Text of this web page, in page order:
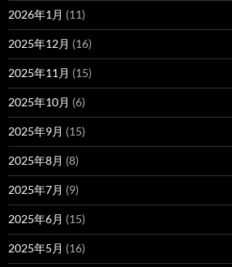
2026年1月 (11)
2025年12月 (16)
2025年11月 (15)
2025年10月 (6)
2025年9月 (15)
2025年8月 (8)
2025年7月 (9)
2025年6月 (15)
2025年5月 (16)